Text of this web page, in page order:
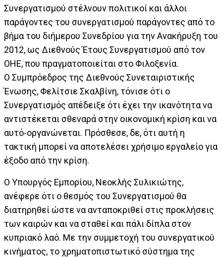
Συνεργατισμού στέλνουν πολιτικοί και άλλοι
παράγοντες του συνεργατισμού παράγοντες από το
βήμα του διήμερου Συνεδρίου για την Ανακήρυξη του
2012, ως Διεθνούς Έτους Συνεργατισμού από τον
ΟΗΕ, που πραγματοποιείται στο Φιλοξενία.
Ο Συμπρόεδρος της Διεθνούς Συνεταιριστικής
Ένωσης, Φελίτσιε Σκαλβίνη, τόνισε ότι ο
Συνεργατισμός απέδειξε ότι έχει την ικανότητα να
αντιστέκεται σθεναρά στην οικονομική κρίση και να
αυτό-οργανώνεται. Πρόσθεσε, δε, ότι αυτή η
τακτική μπορεί να αποτελέσει χρήσιμο εργαλείο για
έξοδο από την κρίση.
Ο Υπουργός Εμπορίου, Νεοκλής Συλικιώτης,
ανέφερε ότι ο θεσμός του Συνεργατισμού θα
διατηρηθεί ώστε να ανταποκριθεί στις προκλήσεις
των καιρών και να σταθεί και πάλι δίπλα στον
κυπριακό λαό. Με την συμμετοχή του συνεργατικού
κινήματος, το χρηματοπιστωτικό σύστημα της